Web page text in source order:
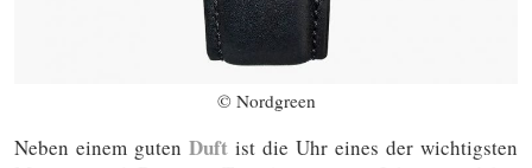
© Nordgreen
Neben einem guten Duft ist die Uhr eines der wichtigsten